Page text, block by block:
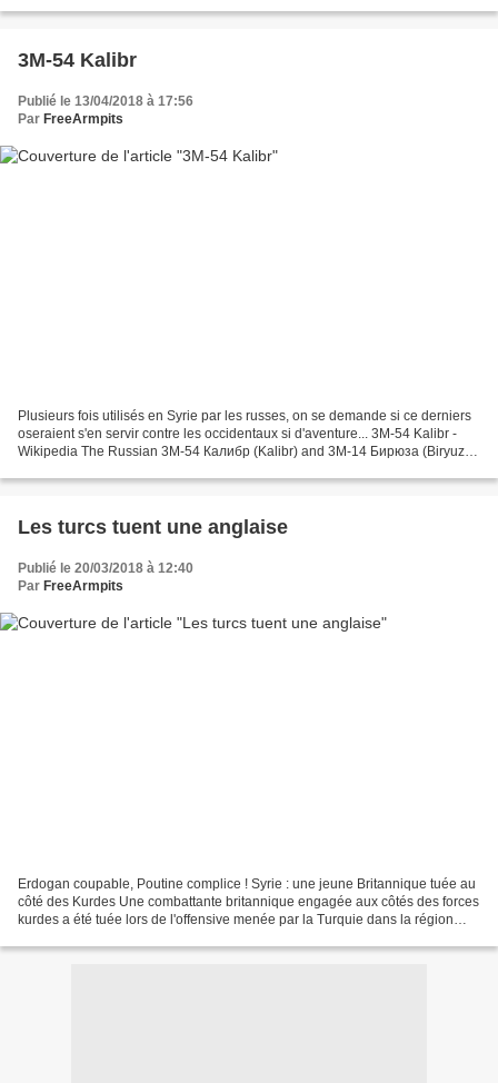
3M-54 Kalibr
Publié le 13/04/2018 à 17:56
Par FreeArmpits
Plusieurs fois utilisés en Syrie par les russes, on se demande si ce derniers
oseraient s'en servir contre les occidentaux si d'aventure... 3M-54 Kalibr -
Wikipedia The Russian 3M-54 Калибр (Kalibr) and 3M-14 Бирюза (Biryuza,
Les turcs tuent une anglaise
Publié le 20/03/2018 à 12:40
Par FreeArmpits
Erdogan coupable, Poutine complice ! Syrie : une jeune Britannique tuée au
côté des Kurdes Une combattante britannique engagée aux côtés des forces
kurdes a été tuée lors de l'offensive menée par la Turquie dans la région